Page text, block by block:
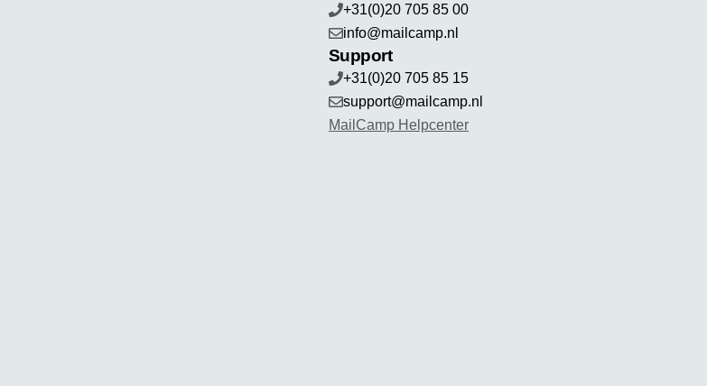
+31(0)20 705 85 00
info@mailcamp.nl
Support
+31(0)20 705 85 15
support@mailcamp.nl
MailCamp Helpcenter